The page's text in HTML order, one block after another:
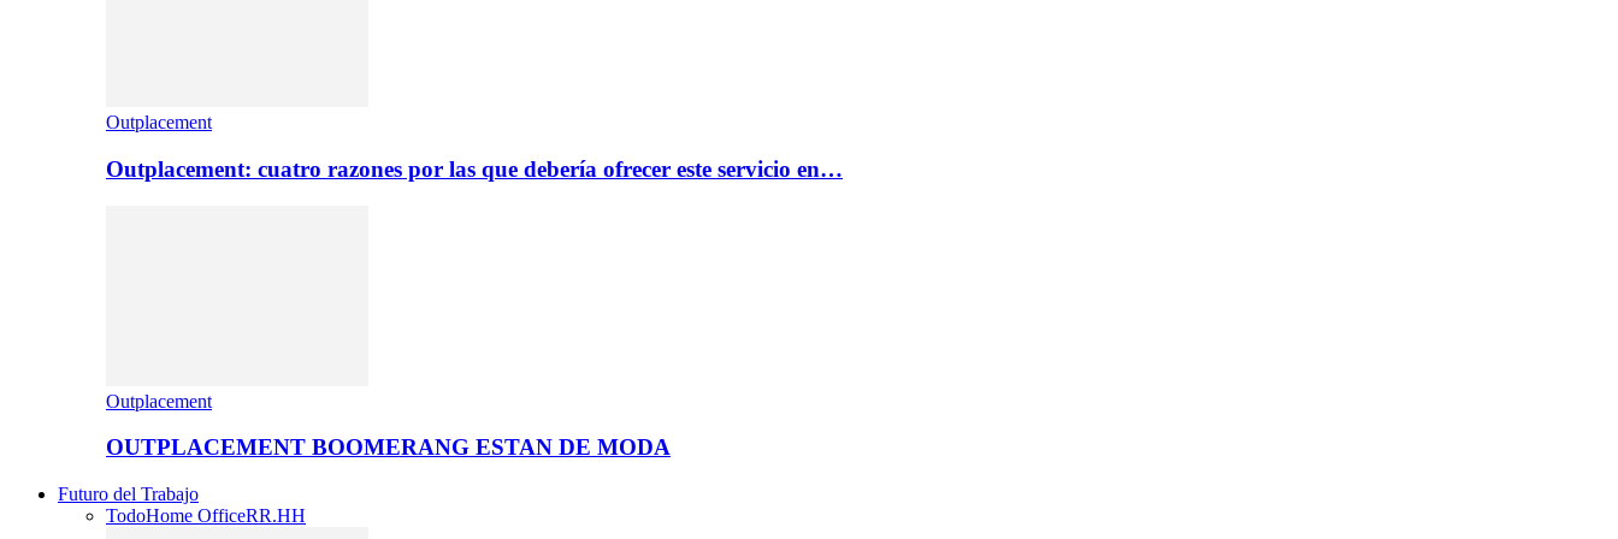
Outplacement
Outplacement: cuatro razones por las que debería ofrecer este servicio en…
Outplacement
OUTPLACEMENT BOOMERANG ESTAN DE MODA
Futuro del Trabajo
TodoHome OfficeRR.HH